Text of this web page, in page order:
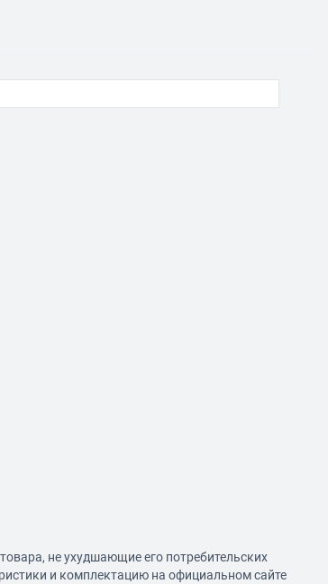
не ухудшающие его потребительских
и комплектацию на официальном сайте